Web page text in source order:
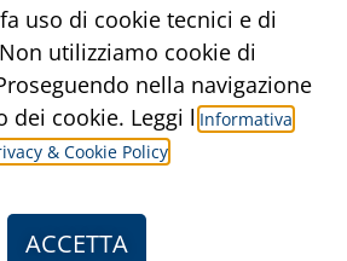
10 – Roma
Crediti
Privacy & Privacy Policy
uso di cookie tecnici e di
utilizziamo cookie di
nella navigazione
dei cookie. Leggi l’Informativa
& Cookie Policy
ACCETTA